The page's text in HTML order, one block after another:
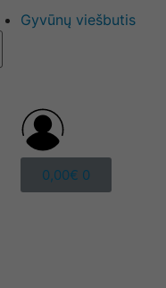
Gyvūnų viešbutis
0,00€ 0